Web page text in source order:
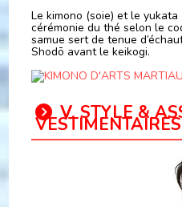
Le kimono (soie) et le
cérémonie du thé selon le
samue sert de tenue
Shodō avant le keikogi.
Ⅴ. STYLE &
VESTIMENTAIRES